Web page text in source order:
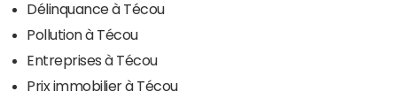
Délinquance à Técou
Pollution à Técou
Entreprises à Técou
Prix immobilier à Técou